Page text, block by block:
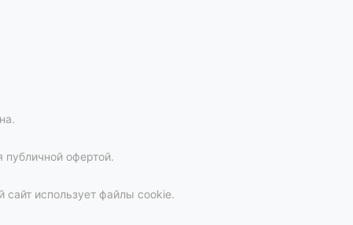
офертой.
сайт использует файлы cookie.